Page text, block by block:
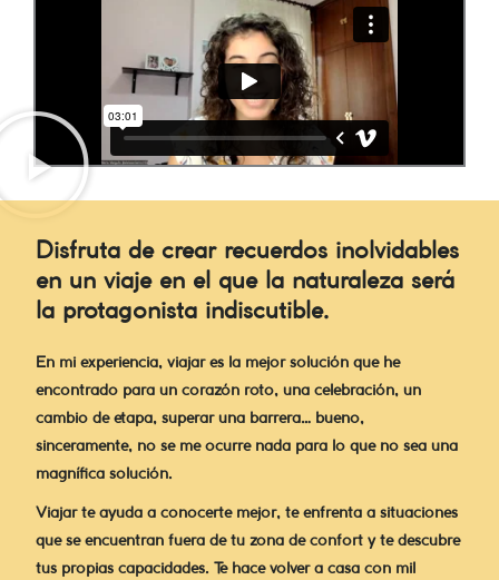
Disfruta de crear recuerdos inolvidables
en un viaje en el que la naturaleza será
la protagonista indiscutible.
En mi experiencia, viajar es la mejor solución que he
encontrado para un corazón roto, una celebración, un
cambio de etapa, superar una barrera… bueno,
sinceramente, no se me ocurre nada para lo que no sea una
magnífica solución.
Viajar te ayuda a conocerte mejor, te enfrenta a situaciones
que se encuentran fuera de tu zona de confort y te descubre
tus propias capacidades. Te hace volver a casa con mil